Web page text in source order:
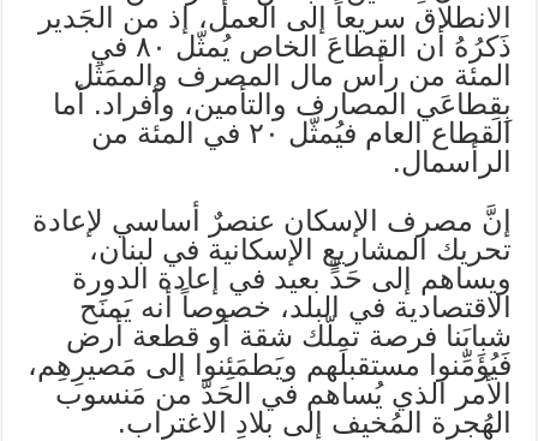
الانطلاق سريعاً إلى العمل، إذ من الجَدير
ذَكرُهُ أن القطاعَ الخاص يُمثّل ٨٠ في
المئة من رأس مال المصرف والممَثَل
بِقِطاعَي المصارف والتأمين، وأفراد. أما
القطاع العام فيُمثّل ٢٠ في المئة من
الرأسمال.
إنَّ مصرف الإسكان عنصرٌ أساسي لإعادة
تحريك المشاريع الإسكانية في لبنان،
ويساهم إلى حَدٍّ بعيد في إعادة الدورة
الاقتصادية في البلد، خصوصاً أنه يَمنَح
شبابَنا فرصة تملّك شقة أو قطعة أرض
فَيُؤَمِّنوا مستقبلَهم ويَطمَئِنوا إلى مَصيرِهِم،
الأمر الذي يُساهم في الحَدّ من مَنسوب
الهُجرة المُخيف إلى بلادِ الاغتراب.